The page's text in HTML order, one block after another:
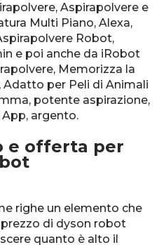
Aspirapolvere e
Multi Piano, Alexa,
Robot,
e poi anche da iRobot
Memorizza la
per Peli di Animali
potente aspirazione,
argento.
e offerta per
righe un elemento che
di dyson robot
quanto è alto il